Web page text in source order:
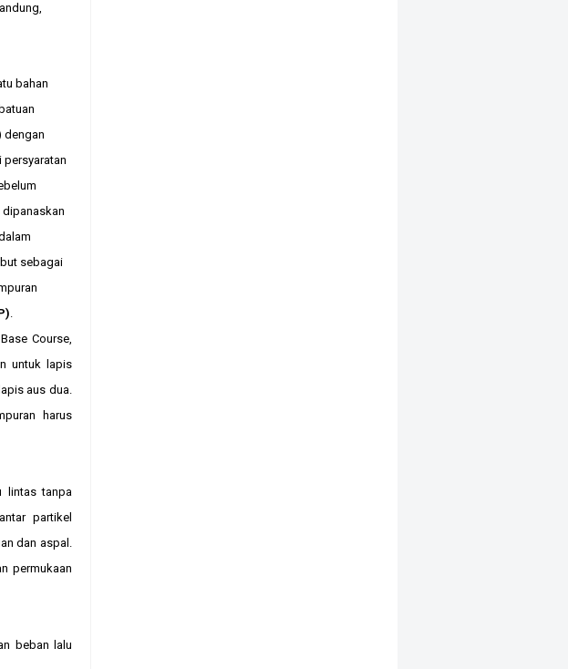
bahan
dengan
persyaratan
sebagai
.
Course,
untuk lapis
aus dua.
harus
lintas tanpa
partikel
dan aspal.
permukaan
beban lalu